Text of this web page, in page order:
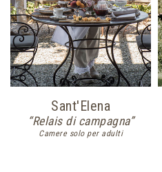
Sant'Elena
“Relais di campagna”
Camere solo per adulti